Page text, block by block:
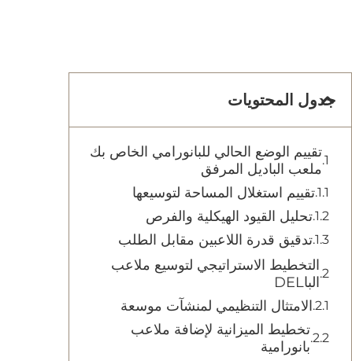
جدول المحتويات
تقييم الوضع الحالي للبانورامي الخاص بك
ملعب الباديل المرفق
تقييم استغلال المساحة لتوسيعها
تحليل القيود الهيكلية والفرص
تدقيق قدرة اللاعبين مقابل الطلب
التخطيط الاستراتيجي لتوسيع ملاعب
الباDEL
الامتثال التنظيمي لمنشآت موسعة
تخطيط الميزانية لإضافة ملاعب
بانورامية